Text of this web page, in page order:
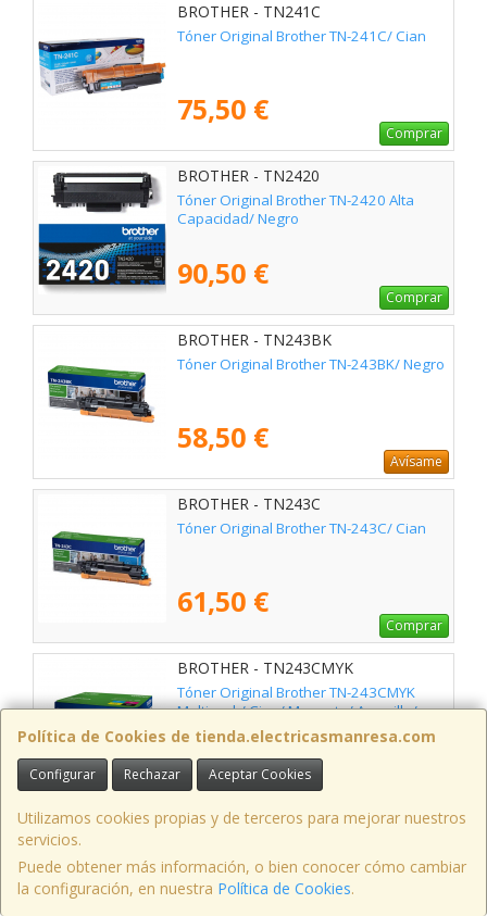
BROTHER - TN241C
Tóner Original Brother TN-241C/ Cian
75,50 €
Comprar
BROTHER - TN2420
Tóner Original Brother TN-2420 Alta
Capacidad/ Negro
90,50 €
Comprar
BROTHER - TN243BK
Tóner Original Brother TN-243BK/ Negro
58,50 €
Avísame
BROTHER - TN243C
Tóner Original Brother TN-243C/ Cian
61,50 €
Comprar
BROTHER - TN243CMYK
Tóner Original Brother TN-243CMYK
Multipack/ Cian/ Magenta/ Amarillo/
Negro
215,00 €
BROTHER - TN243M
Tóner Original Brother TN-243M/
Magenta
Política de Cookies de tienda.electricasmanresa.com
Configurar Rechazar Aceptar Cookies
Utilizamos cookies propias y de terceros para mejorar nuestros
servicios.
Puede obtener más información, o bien conocer cómo cambiar
la configuración, en nuestra Política de Cookies.